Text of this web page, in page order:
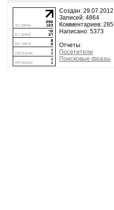
Создан: 29.07.2012
Записей: 4864
Комментариев: 285
Написано: 5373
Отчеты:
Посетители
Поисковые фразы